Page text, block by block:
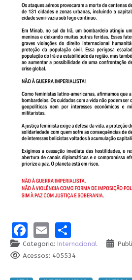
Facebook
EmailShare
Categoria: Internacional
Acessos: 405534